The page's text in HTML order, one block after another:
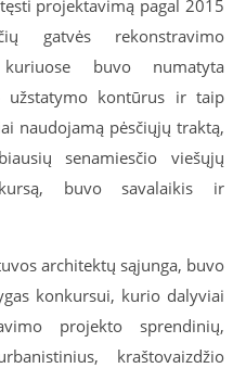
projektavimą pagal 2015
gatvės rekonstravimo
buvo numatyta
užstatymo kontūrus ir taip
naudojamą pėsčiųjų traktą,
senamiesčio viešųjų
buvo savalaikis ir
architektų sąjunga, buvo
konkursui, kurio dalyviai
projekto sprendinių,
kraštovaizdžio